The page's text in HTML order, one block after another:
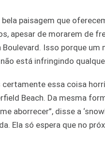
paisagem que
apesar de morarem de
Isso porque
está infringindo
essa coisa
Beach. Da mesma
aborrecer”, disse a
Ela só espera que no